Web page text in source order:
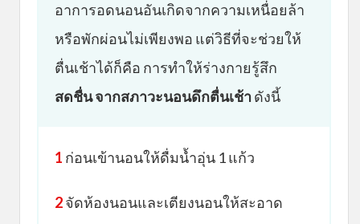
อาการอดนอนอันเกิดจากความเหนื่อยล้า
หรือพักผ่อนไม่เพียงพอ แต่วิธีที่จะช่วยให้
ตื่นเช้าได้ก็คือ การทำให้ร่างกายรู้สึก
สดชื่น จากสภาวะนอนดึกตื่นเช้าดังนี้
1 ก่อนเข้านอนให้ดื่มน้ำอุ่น 1 แก้ว
2จัดห้องนอนและเตียงนอนให้สะอาด